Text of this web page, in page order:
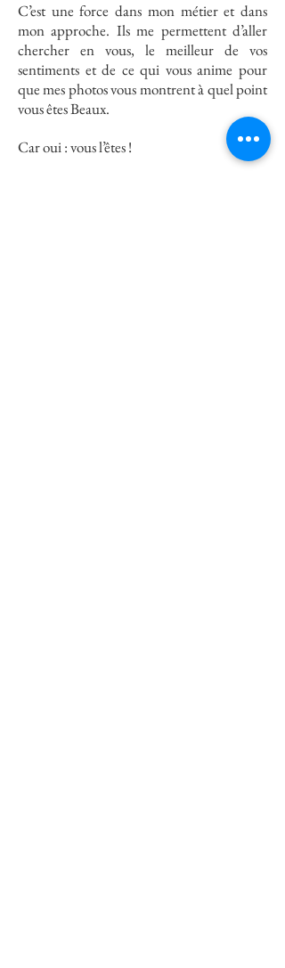
C’est une force dans mon métier et dans
mon approche. Ils me permettent d’aller
chercher en vous, le meilleur de vos
sentiments et de ce qui vous anime pour
que mes photos vous montrent à quel point
vous êtes Beaux.
Car oui : vous l’êtes !